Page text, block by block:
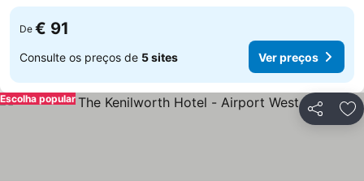
De € 91
Consulte os preços de 5 sites Ver preços
Partilhar
Escolha popular